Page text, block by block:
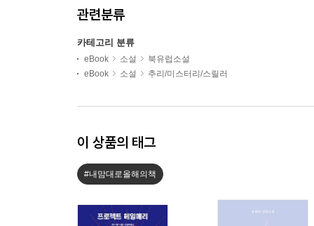
관련분류
카테고리 분류
eBook 소설
북유럽소설
eBook
소설 추리/미스터리/스릴러
이 상품의 태그
#내맘대로올해의책